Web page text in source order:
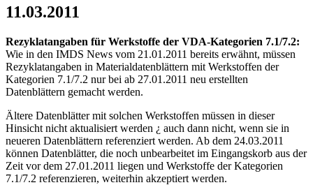
11.03.2011
Rezyklatangaben für Werkstoffe der VDA-Kategorien 7.1/7.2:
Wie in den IMDS News vom 21.01.2011 bereits erwähnt, müssen
Rezyklatangaben in Materialdatenblättern mit Werkstoffen der
Kategorien 7.1/7.2 nur bei ab 27.01.2011 neu erstellten
Datenblättern gemacht werden.
Ältere Datenblätter mit solchen Werkstoffen müssen in dieser
Hinsicht nicht aktualisiert werden ¿ auch dann nicht, wenn sie in
neueren Datenblättern referenziert werden. Ab dem 24.03.2011
können Datenblätter, die noch unbearbeitet im Eingangskorb aus der
Zeit vor dem 27.01.2011 liegen und Werkstoffe der Kategorien
7.1/7.2 referenzieren, weiterhin akzeptiert werden.